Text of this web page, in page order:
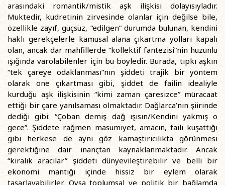
arasındaki romantik/mistik aşk ilişkisi dolayısıyladır.
Muktedir, kudretinin zirvesinde olanlar için değilse bile,
özellikle zayıf, güçsüz, “edilgen” durumda bulunan, kendini
haklı gerekçelerle kamusal alana çıkartma yolları kapalı
olan, ancak dar mahfillerde “kollektif fantezisi”nin hüzünlü
ışığında varolabilenler için bu böyledir. Burada, tıpkı aşkın
“tek çareye odaklanması”nın şiddeti trajik bir yöntem
olarak öne çıkartması gibi, şiddet de failin idealiyle
kurduğu aşk ilişkisinin “kimi zaman çaresizce” müracaat
ettiği bir çare yanılsaması olmaktadır. Dağlarca’nın şiirinde
dediği gibi: “Çoban demiş dağ ışısın/Kendini yakmış o
gece”. Şiddete rağmen masumiyet, amacın, faili kuşattığı
gibi herkese de aynı göz kamaştırıcılıkta görünmesi
gerektiğine dair inançtan kaynaklanmaktadır. Ancak
“kiralık aracılar” şiddeti dünyevileştirebilir ve belli bir
ekonomi mantığı içinde hissiz bir eylem olarak
tasarlayabilirler. Oysa toplumsal ve politik bir bağlamda